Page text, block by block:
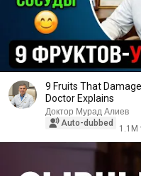
9 Fruits That
Doctor Explains
Доктор Мурад Алиев
Auto-dubbed
1.1M